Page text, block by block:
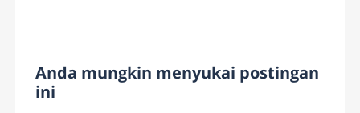
Anda mungkin menyukai postingan
ini